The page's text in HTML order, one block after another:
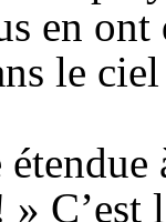
en ont
le